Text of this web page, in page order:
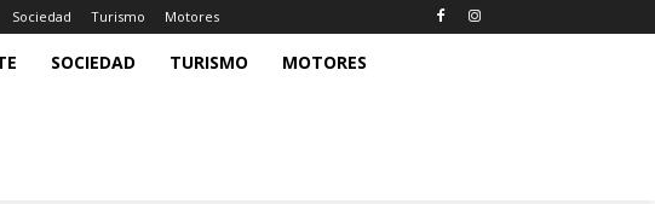
Sociedad Turismo Motores
SOCIEDAD TURISMO MOTORES